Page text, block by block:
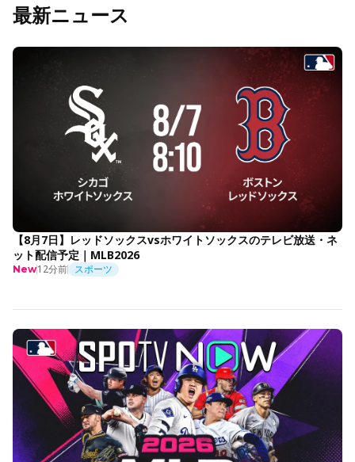
最新ニュース
【8月7日】レッドソックスvsホワイトソックスのテレビ放送・ネ
ット配信予定｜MLB2026
New12分前 スポーツ